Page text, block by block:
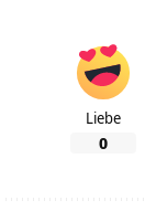
Liebe
0